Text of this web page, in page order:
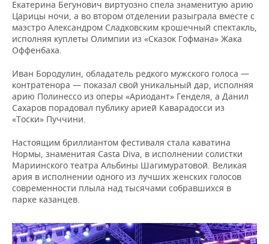
Екатерина Бегунович виртуозно спела знаменитую арию
Царицы ночи, а во втором отделении разыграла вместе с
маэстро Александром Сладковским крошечный спектакль,
исполняя куплеты Олимпии из «Сказок Гофмана» Жака
Оффенбаха.
Иван Бородулин, обладатель редкого мужского голоса —
контратенора — показал свой уникальный дар, исполняя
арию Полинессо из оперы «Ариодант» Генделя, а Данил
Сахаров порадовал публику арией Каварадосси из
«Тоски» Пуччини.
Настоящим бриллиантом фестиваля стала каватина
Нормы, знаменитая Casta Diva, в исполнении солистки
Мариинского театра Альбины Шагимуратовой. Великая
ария в исполнении одного из лучших женских голосов
современности плыла над тысячами собравшихся в
парке казанцев.